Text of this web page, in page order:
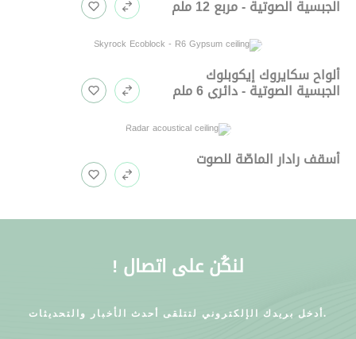
الجبسية الصوتية - مربع 12 ملم
ألواح سكايروك إيكوبلوك
الجبسية الصوتية - دائري 6 ملم
أسقف رادار الماصّة للصوت
لنكُن على اتصال !
أدخل بريدك الإلكتروني لتتلقى أحدث الأخبار والتحديثات.